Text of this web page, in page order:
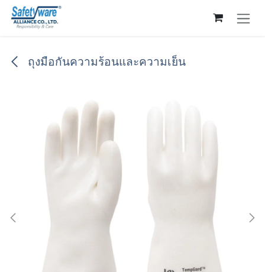
Skip to Content
ถุงมือกันความร้อนและความเย็น